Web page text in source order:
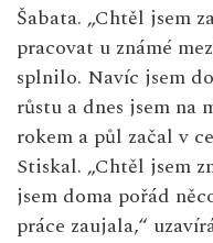
Šabata. „Chtěl jsem
pracovat u známé
splnilo. Navíc jsem
růstu a dnes jsem na
rokem a půl začal v
Stiskal. „Chtěl jsem
jsem doma pořád
práce zaujala,“